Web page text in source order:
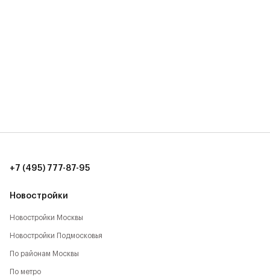
Новостройки
Новостройки Москвы
Новостройки Подмосковья
По районам Москвы
По метро
+7 (495) 777-87-95